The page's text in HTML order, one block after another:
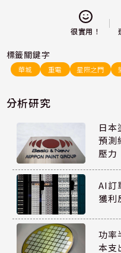
很實用！
標籤關鍵字
華城 重電 星際之門
分析研究
日本
預測
壓力
AI訂
獲利
功率
本支